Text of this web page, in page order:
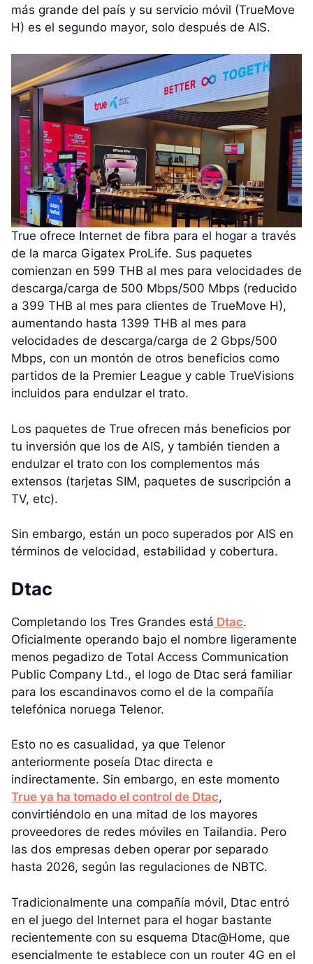
más grande del país y su servicio móvil (TrueMove
H) es el segundo mayor, solo después de AIS.
True ofrece Internet de fibra para el hogar a través
de la marca Gigatex ProLife. Sus paquetes
comienzan en 599 THB al mes para velocidades de
descarga/carga de 500 Mbps/500 Mbps (reducido
a 399 THB al mes para clientes de TrueMove H),
aumentando hasta 1399 THB al mes para
velocidades de descarga/carga de 2 Gbps/500
Mbps, con un montón de otros beneficios como
partidos de la Premier League y cable TrueVisions
incluidos para endulzar el trato.
Los paquetes de True ofrecen más beneficios por
tu inversión que los de AIS, y también tienden a
endulzar el trato con los complementos más
extensos (tarjetas SIM, paquetes de suscripción a
TV, etc).
Sin embargo, están un poco superados por AIS en
términos de velocidad, estabilidad y cobertura.
Dtac
Completando los Tres Grandes está Dtac.
Oficialmente operando bajo el nombre ligeramente
menos pegadizo de Total Access Communication
Public Company Ltd., el logo de Dtac será familiar
para los escandinavos como el de la compañía
telefónica noruega Telenor.
Esto no es casualidad, ya que Telenor
anteriormente poseía Dtac directa e
indirectamente. Sin embargo, en este momento
True ya ha tomado el control de Dtac,
convirtiéndolo en una mitad de los mayores
proveedores de redes móviles en Tailandia. Pero
las dos empresas deben operar por separado
hasta 2026, según las regulaciones de NBTC.
Tradicionalmente una compañía móvil, Dtac entró
en el juego del Internet para el hogar bastante
recientemente con su esquema Dtac@Home, que
esencialmente te establece con un router 4G en el